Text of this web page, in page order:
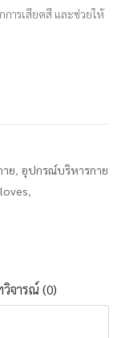
ารเสียดสี และช่วยให้
ย, อุปกรณ์บริหารกาย
,
จารณ์ (0)